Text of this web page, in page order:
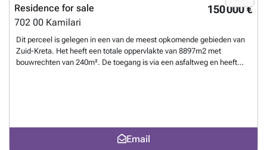
150 000 €
Residence for sale
702 00 Kamilari
Dit perceel is gelegen in een van de meest opkomende gebieden van
Zuid-Kreta. Het heeft een totale oppervlakte van 8897m2 met
bouwrechten van 240m². De toegang is via een asfaltweg en heeft
Email